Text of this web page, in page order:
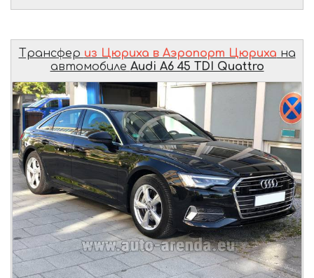
Трансфер из Цюриха в Аэропорт Цюриха на
автомобиле Audi A6 45 TDI Quattro